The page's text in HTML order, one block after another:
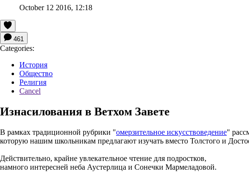
October 12 2016, 12:18
461
Categories:
История
Общество
Религия
Cancel
Изнасилования в Ветхом Завете
В рамках традиционной рубрики "омерзительное искусствоведение"
которую нашим школьникам предлагают изучать вместо Толстого и
Действительно, крайне увлекательное чтение для подростков,
намного интересней неба Аустерлица и Сонечки Мармеладовой.